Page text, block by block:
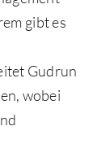
gibt es
Gudrun
wobei